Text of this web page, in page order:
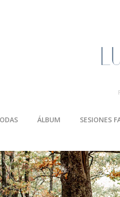
ÁLBUM SESIONES